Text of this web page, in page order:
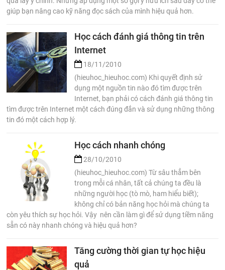
giúp bạn nâng cao kỹ năng đọc sách của mình hiệu quả hơn.
Học cách đánh giá thông tin trên
Internet
18/11/2010
(hieuhoc_hieuhoc.com) Khi quyết định sử
dụng một nguồn tin nào đó tìm được trên
Internet, bạn phải có cách đánh giá thông tin
tìm được trên Internet một cách đúng đắn và sử dụng những thông
tin đó một cách hợp lý.
Học cách nhanh chóng
28/10/2010
(hieuhoc_hieuhoc.com) Từ sâu thẳm bên
trong mỗi cá nhân, tất cả chúng ta đều là
những người học (tò mò, ham hiểu biết);
không chỉ có bản năng học hỏi mà chúng ta
còn yêu thích sự học hỏi. Vậy nên cần làm gì để sử dụng tiềm năng
sẵn có này nhanh chóng và hiệu quả hơn?
Tăng cường thời gian tự học hiệu
quả